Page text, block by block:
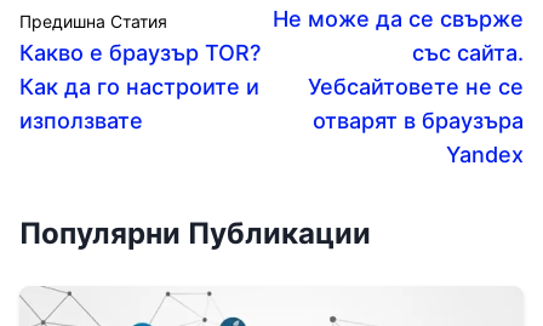
Предишна Статия
Какво е браузър TOR?
Как да го настроите и
използвате
Не може да се свърже
със сайта.
Уебсайтовете не се
отварят в браузъра
Yandex
Популярни Публикации